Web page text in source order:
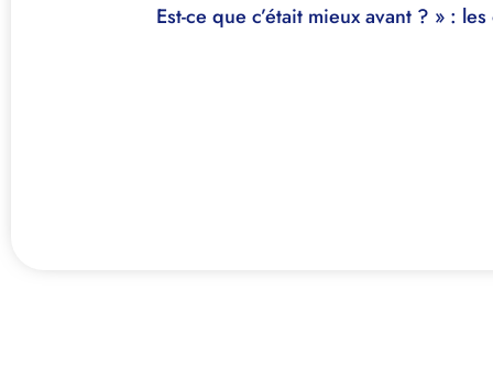
Est-ce que c’était mieux avant ? » :